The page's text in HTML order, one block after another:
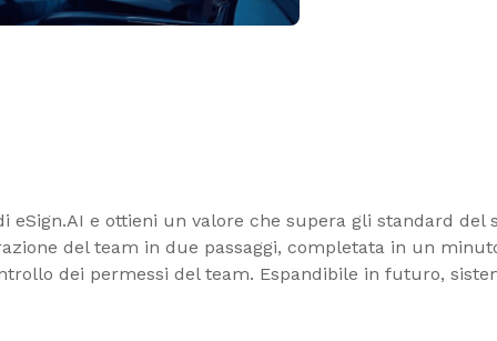
eSign.AI e ottieni un valore che supera gli standard del
del team in due passaggi, completata in un
dei permessi del team. Espandibile in futuro,